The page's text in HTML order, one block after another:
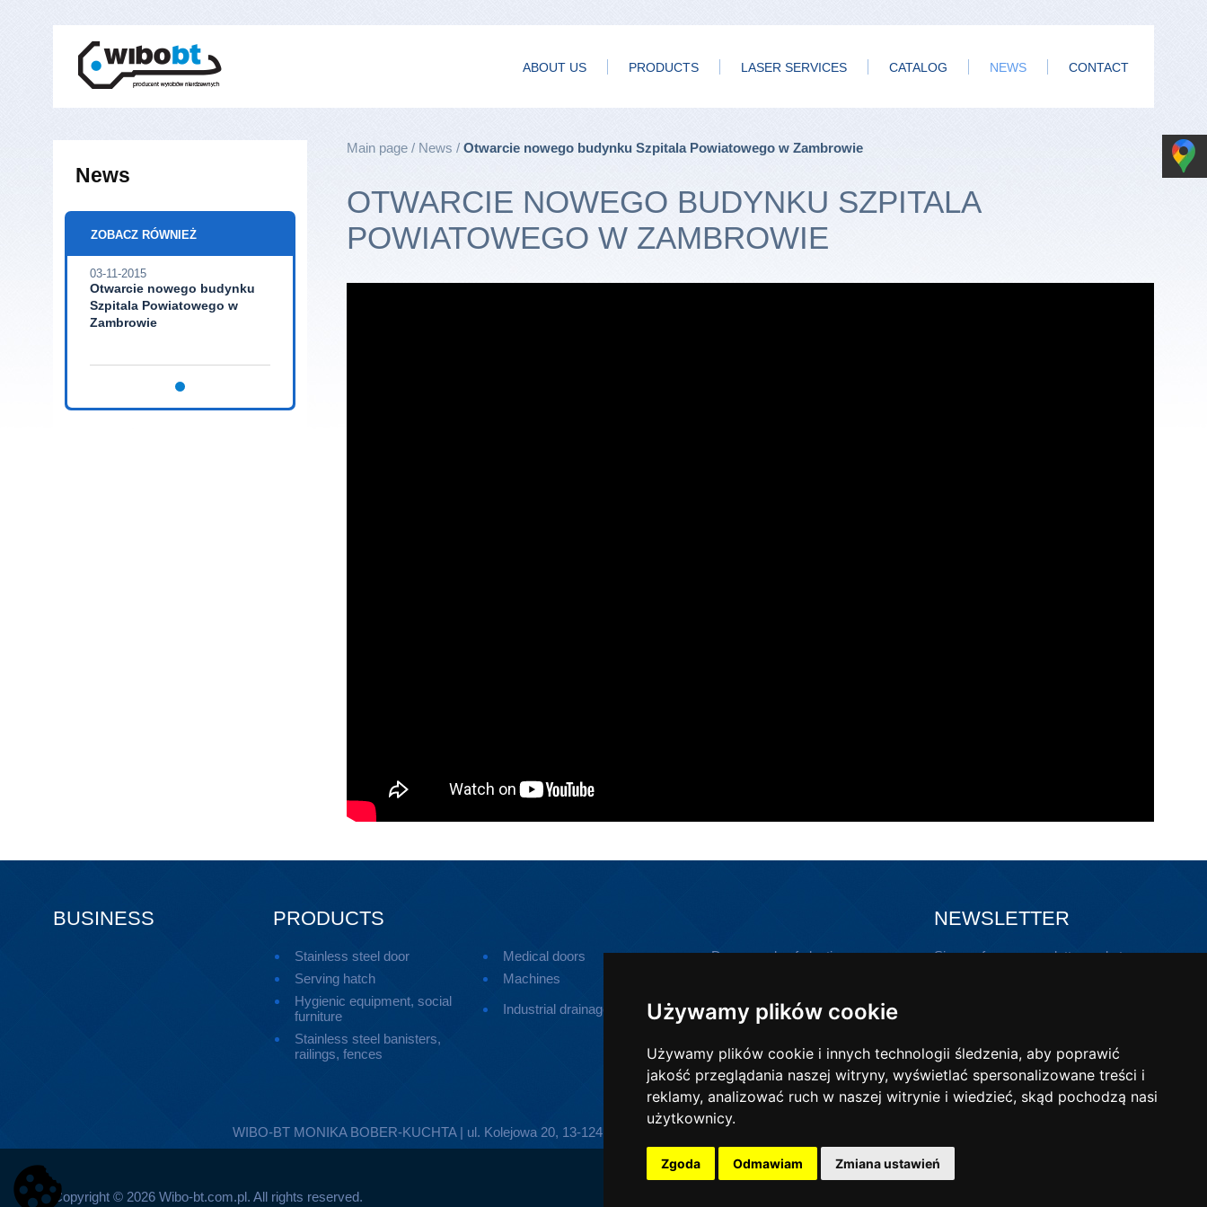
Używamy plików cookie
Używamy plików cookie i innych technologii śledzenia, aby poprawić
jakość przeglądania naszej witryny, wyświetlać spersonalizowane treści i
reklamy, analizować ruch w naszej witrynie i wiedzieć, skąd pochodzą nasi
użytkownicy.
Zgoda Odmawiam Zmiana ustawień
ABOUT US PRODUCTS LASER SERVICES CATALOG NEWS CONTACT
News
ZOBACZ RÓWNIEŻ
03-11-2015
Otwarcie nowego budynku
Szpitala Powiatowego w
Zambrowie
Main page News Otwarcie nowego budynku Szpitala Powiatowego w Zambrowie
OTWARCIE NOWEGO BUDYNKU SZPITALA
POWIATOWEGO W ZAMBROWIE
BUSINESS NEWSLETTER
Sign up for our newsletter and stay
PRODUCTS
Stainless steel door Medical doors
Doors made of plastic
Serving hatch
Machines
Hygienic equipment, social
furniture
Industrial drainage
Ramps for persons with
disabilities
Stainless steel banisters,
railings, fences
WIBO-BT MONIKA BOBER-KUCHTA | ul. Kolejowa 20, 13-124 Kozłowo | Telefon: 896267509
Copyright © 2026 Wibo-bt.com.pl. All rights reserved.